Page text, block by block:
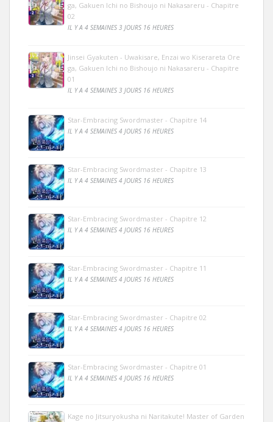
ga, Gakuen Ichi no Bishoujo ni Nakasareru - Chapitre
02
IL Y A 4 SEMAINES 3 JOURS 16 HEURES
Jinsei Gyakuten - Uwakisare, Enzai wo Kiserareta Ore
ga, Gakuen Ichi no Bishoujo ni Nakasareru - Chapitre
01
IL Y A 4 SEMAINES 3 JOURS 16 HEURES
Star-Embracing Swordmaster - Chapitre 14
IL Y A 4 SEMAINES 4 JOURS 16 HEURES
Star-Embracing Swordmaster - Chapitre 13
IL Y A 4 SEMAINES 4 JOURS 16 HEURES
Star-Embracing Swordmaster - Chapitre 12
IL Y A 4 SEMAINES 4 JOURS 16 HEURES
Star-Embracing Swordmaster - Chapitre 11
IL Y A 4 SEMAINES 4 JOURS 16 HEURES
Star-Embracing Swordmaster - Chapitre 02
IL Y A 4 SEMAINES 4 JOURS 16 HEURES
Star-Embracing Swordmaster - Chapitre 01
IL Y A 4 SEMAINES 4 JOURS 16 HEURES
Kage no Jitsuryokusha ni Naritakute! Master of Garden